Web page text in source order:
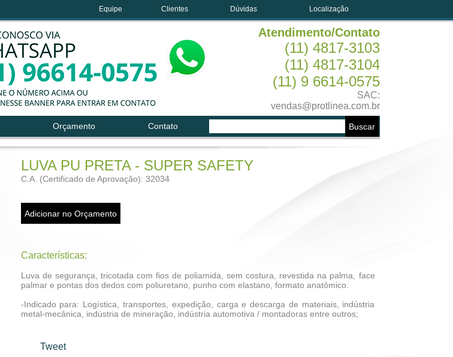
Equipe Clientes Dúvidas Localização
Atendimento/Contato
(11) 4817-3103
(11) 4817-3104
(11) 9 6614-0575
SAC:
vendas@protlinea.com.br
Orçamento Contato
LUVA PU PRETA - SUPER SAFETY
C.A. (Certificado de Aprovação): 32034
Características:
Luva de segurança, tricotada com fios de poliamida, sem costura, revestida na palma, face
palmar e pontas dos dedos com poliuretano, punho com elastano, formato anatômico.
-Indicado para: Logística, transportes, expedição, carga e descarga de materiais, indústria
metal-mecânica, indústria de mineração, indústria automotiva / montadoras entre outros;
Tweet